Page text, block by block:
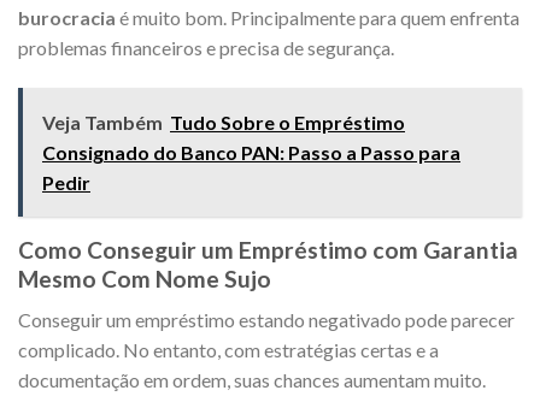
burocracia é muito bom. Principalmente para quem enfrenta
problemas financeiros e precisa de segurança.
Veja Também Tudo Sobre o Empréstimo
Consignado do Banco PAN: Passo a Passo para
Pedir
Como Conseguir um Empréstimo com Garantia
Mesmo Com Nome Sujo
Conseguir um empréstimo estando negativado pode parecer
complicado. No entanto, com estratégias certas e a
documentação em ordem, suas chances aumentam muito.